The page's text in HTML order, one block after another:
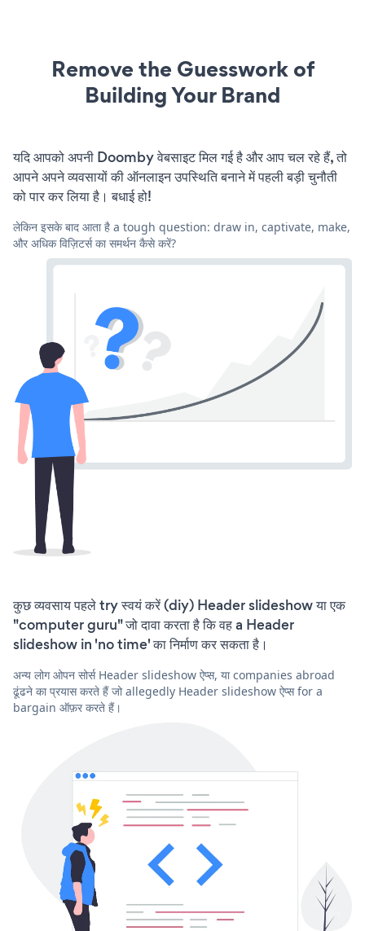
Remove the Guesswork of
Building Your Brand
यदि आपको अपनी Doomby वेबसाइट मिल गई है और आप चल रहे हैं, तो
आपने अपने व्यवसायों की ऑनलाइन उपस्थिति बनाने में पहली बड़ी चुनौती
को पार कर लिया है। बधाई हो!
लेकिन इसके बाद आता है a tough question: draw in, captivate, make,
और अधिक विज़िटर्स का समर्थन कैसे करें?
कुछ व्यवसाय पहले try स्वयं करें (diy) Header slideshow या एक
"computer guru" जो दावा करता है कि वह a Header
slideshow in 'no time' का निर्माण कर सकता है।
अन्य लोग ओपन सोर्स Header slideshow ऐप्स, या companies abroad
ढूंढने का प्रयास करते हैं जो allegedly Header slideshow ऐप्स for a
bargain ऑफ़र करते हैं।